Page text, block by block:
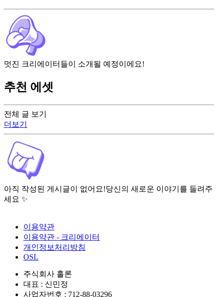
전체 글 보기
더보기
아직 작성된 게시글이 없어요!당신의 새로운 이야기를 들려주
세요 ✨
멋진 크리에이터들이 소개될 예정이에요!
추천 에셋
이용약관
이용약관 - 크리에이터
개인정보처리방침
OSL
주식회사 홀론
대표 : 신민정
사업자번호 : 712-88-03296